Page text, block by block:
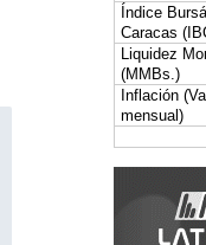
Índice
Caracas
Liquidez
(MMBs.)
Inflación
mensual)